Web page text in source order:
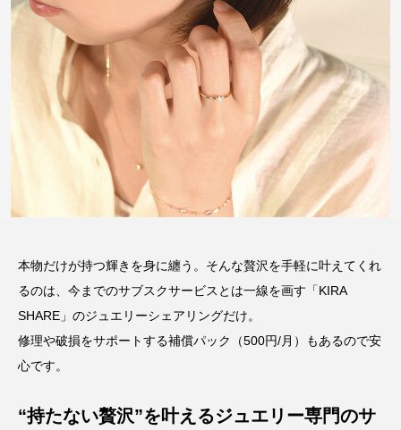
本物だけが持つ輝きを身に纏う。そんな贅沢を手軽に叶えてくれ
るのは、今までのサブスクサービスとは一線を画す「KIRA
SHARE」のジュエリーシェアリングだけ。
修理や破損をサポートする補償パック（500円/月）もあるので安
心です。
“持たない贅沢”を叶えるジュエリー専門のサ